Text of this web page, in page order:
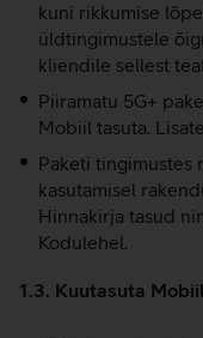
kuni rikkumise
üldtingimustele
kliendile sellest
Piiramatu 5G+
Mobiil tasuta.
Paketi tingimustes
kasutamisel
Hinnakirja tasud
Kodulehel.
1.3. Kuutasuta